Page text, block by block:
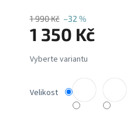
1 990 Kč –32 %
1 350 Kč
Měrná
cena:
Velikost